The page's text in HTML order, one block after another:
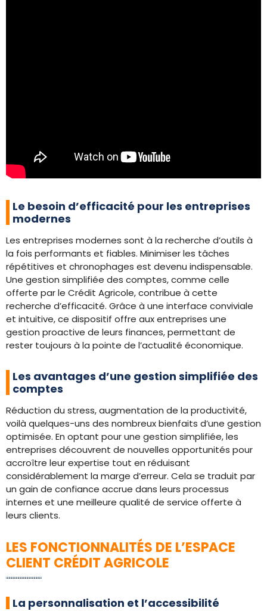
Le besoin d’efficacité pour les entreprises
modernes
Les entreprises modernes sont à la recherche d’outils à
la fois performants et fiables. Minimiser les tâches
répétitives et chronophages est devenu indispensable.
Une gestion simplifiée des comptes, comme celle
offerte par le Crédit Agricole, contribue à cette
recherche d’efficacité. Grâce à une interface conviviale
et intuitive, ce dispositif offre aux entreprises une
gestion proactive de leurs finances, permettant de
rester toujours à la pointe de l’actualité économique.
Les avantages d’une gestion simplifiée des
comptes
Réduction du stress, augmentation de la productivité,
voilà quelques-uns des nombreux bienfaits d’une gestion
optimisée. En optant pour une gestion simplifiée, les
entreprises découvrent de nouvelles opportunités pour
accroître leur expertise tout en réduisant
considérablement la marge d’erreur. Cela se traduit par
un gain de confiance accrue dans leurs processus
internes et une meilleure qualité de service offerte à
leurs clients.
LES FONCTIONNALITÉS DE L’ESPACE
CLIENT CRÉDIT AGRICOLE
La personnalisation et l’accessibilité